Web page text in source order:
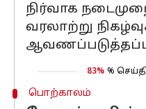
நிர்வாக
வரலாற்று
83% %
பொற்காலம்